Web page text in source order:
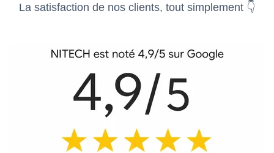
La satisfaction de nos clients, tout simplement 👇